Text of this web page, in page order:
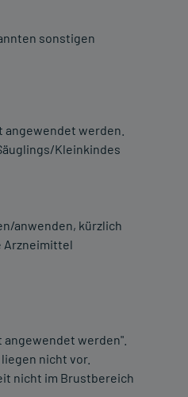
sonstigen
werden.
Kleinkindes
anwenden, kürzlich
Arzneimittel
werden".
nicht vor.
nicht im Brustbereich